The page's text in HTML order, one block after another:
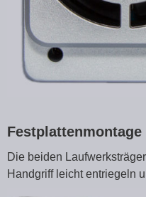
Die beiden
Handgriff leicht entriegeln